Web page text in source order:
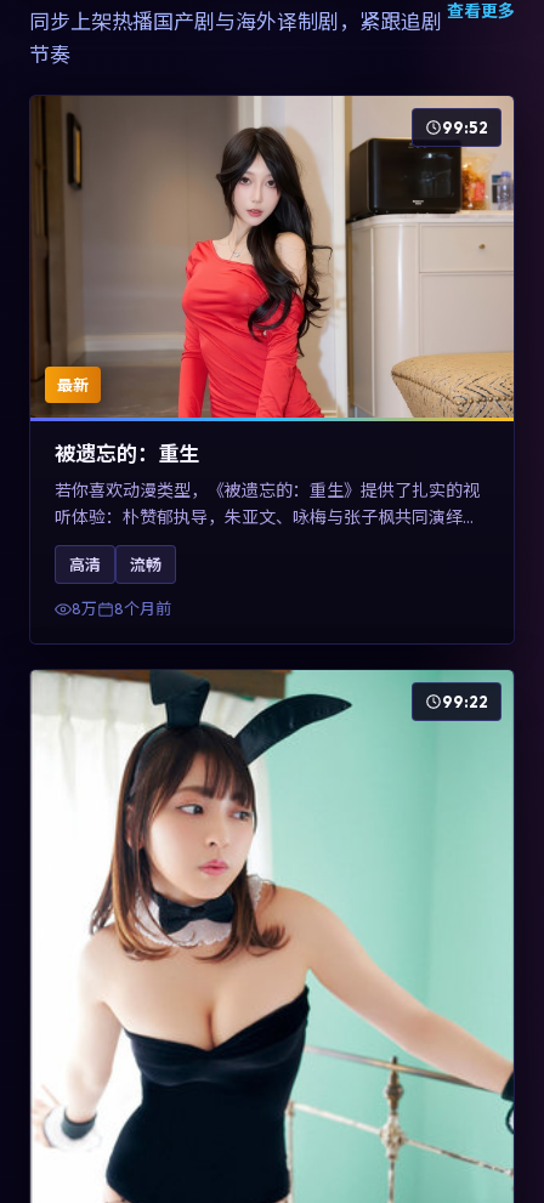
同步上架热播国产剧与海外译制剧，紧跟追剧
节奏
查看更多
最新
99:52
被遗忘的：重生
若你喜欢动漫类型，《被遗忘的：重生》提供了扎实的视
听体验：朴赞郁执导，朱亚文、咏梅与张子枫共同演绎。
影片2025年于法国上映，内容用喜剧外壳包裹对现实规则
的温和反讽，关键词包含高清流畅、人物关系与情节反
转，适合检索「2025动漫」「法国电影」的用户。
高清 流畅
8万 8个月前
99:22